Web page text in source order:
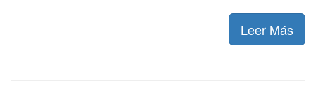
Leer Más